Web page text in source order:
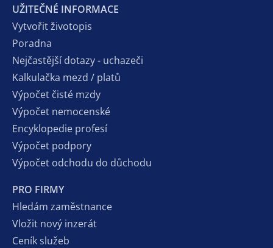
UŽITEČNÉ INFORMACE
Vytvořit životopis
Poradna
Nejčastější dotazy - uchazeči
Kalkulačka mezd / platů
Výpočet čisté mzdy
Výpočet nemocenské
Encyklopedie profesí
Výpočet podpory
Výpočet odchodu do důchodu
PRO FIRMY
Hledám zaměstnance
Vložit nový inzerát
Ceník služeb